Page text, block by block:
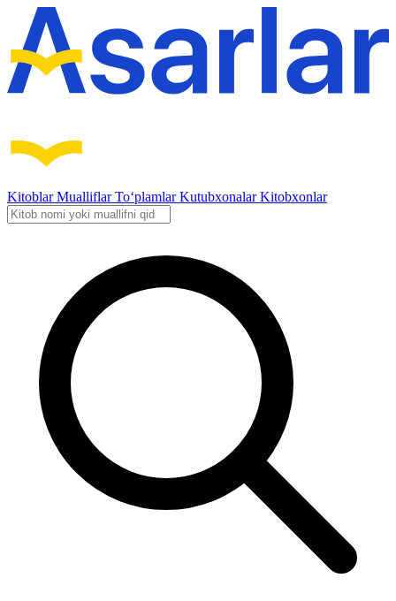
KitoblarMualliflarTo‘plamlarKutubxonalarKitobxonlar